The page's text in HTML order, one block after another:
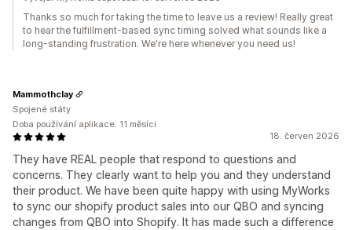
Thanks so much for taking the time to leave us a review! Really great
to hear the fulfillment-based sync timing solved what sounds like a
long-standing frustration. We're here whenever you need us!
18. červen 2026
They have REAL people that respond to questions and
concerns. They clearly want to help you and they understand
their product. We have been quite happy with using MyWorks
to sync our shopify product sales into our QBO and syncing
changes from QBO into Shopify. It has made such a difference
Mammothclay
Spojené státy
Doba používání aplikace: 11 měsíci